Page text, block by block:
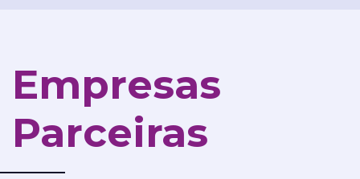
Empresas
Parceiras